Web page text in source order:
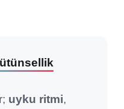
uyku ritmi,